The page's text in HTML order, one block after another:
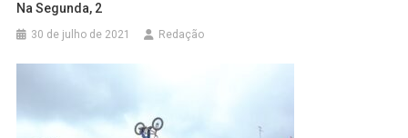
Na Segunda, 2
30 de julho de 2021 Redação